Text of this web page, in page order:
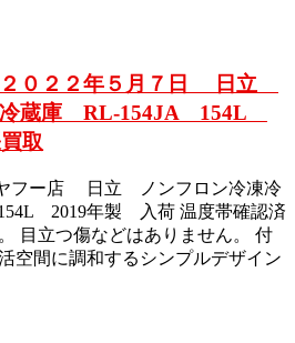
０２２年５月７日 日立
冷蔵庫 RL-154JA 154L
取
フー店 日立 ノンフロン冷凍冷
2019年製 入荷 温度帯確認済
目立つ傷などはありません。 付
空間に調和するシンプルデザイン